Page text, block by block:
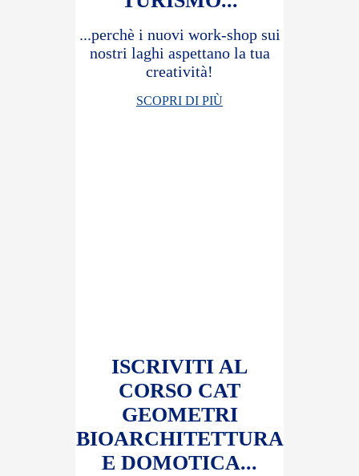
...perchè i nuovi work-shop sui
nostri laghi aspettano la tua
creatività!
SCOPRI DI PIÙ
ISCRIVITI AL
CORSO CAT
GEOMETRI
BIOARCHITETTURA
E DOMOTICA...